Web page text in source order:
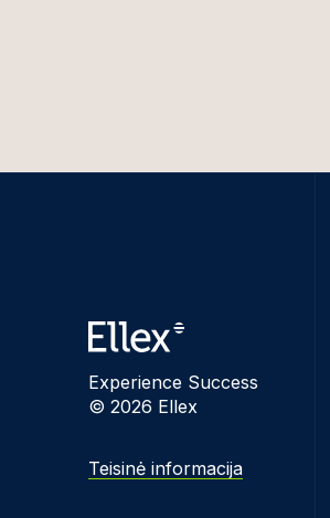
Experience Success
© 2026 Ellex
Teisinė informacija